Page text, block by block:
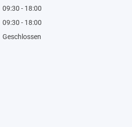
09:30 - 18:00
09:30 - 18:00
Geschlossen